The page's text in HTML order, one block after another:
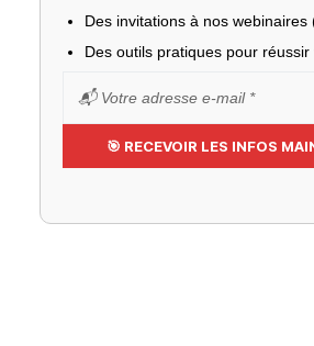
Des invitations à nos
Des outils pratiques pour réussir